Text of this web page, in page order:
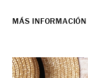
MÁS INFORMACIÓN